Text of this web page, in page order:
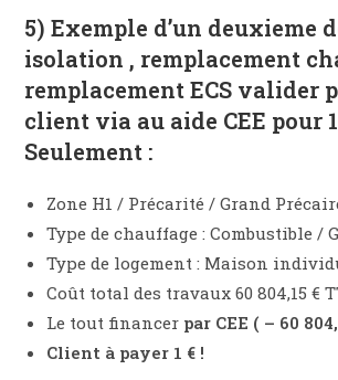
5) Exemple d’un deuxieme
isolation , remplacement
remplacement ECS valider
client via au aide CEE pour
Seulement :
Zone H1 / Précarité / Grand
Type de chauffage : Combustible /
Type de logement : Maison
Coût total des travaux 60 804,15 €
Le tout financer par CEE ( – 60
Client à payer 1 € !